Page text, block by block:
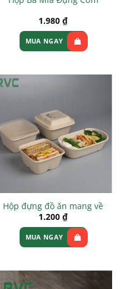
1.980 ₫
MUA NGAY
Hộp đựng đồ ăn mang về
1.200 ₫
MUA NGAY